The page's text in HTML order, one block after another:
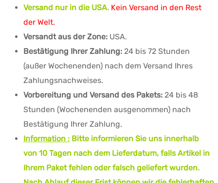
Versand nur in die USA. Kein Versand in den Rest
der Welt.
Versandt aus der Zone: USA.
Bestätigung Ihrer Zahlung: 24 bis 72 Stunden
(außer Wochenenden) nach dem Versand Ihres
Zahlungsnachweises.
Vorbereitung und Versand des Pakets: 24 bis 48
Stunden (Wochenenden ausgenommen) nach
Bestätigung Ihrer Zahlung.
Information : Bitte informieren Sie uns innerhalb
von 10 Tagen nach dem Lieferdatum, falls Artikel in
Ihrem Paket fehlen oder falsch geliefert wurden.